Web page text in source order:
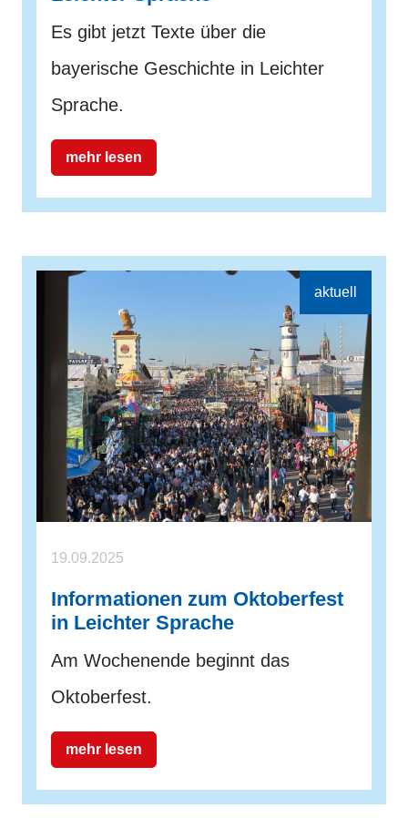
Es gibt jetzt Texte über die
bayerische Geschichte in Leichter
Sprache.
mehr lesen
19.09.2025
Informationen zum Oktoberfest
in Leichter Sprache
Am Wochenende beginnt das
Oktoberfest.
mehr lesen